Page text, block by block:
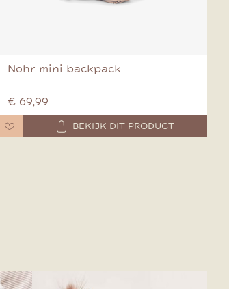
Nohr mini backpack
€ 69,99
BEKIJK DIT PRODUCT